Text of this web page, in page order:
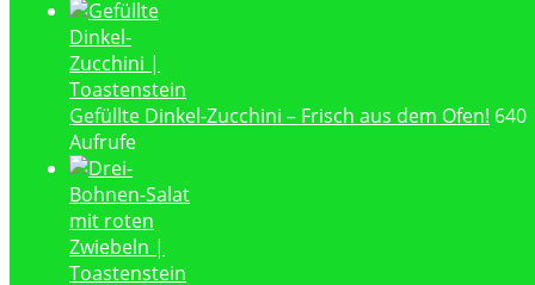
Gefüllte Dinkel-Zucchini – Frisch aus dem Ofen! 640
Aufrufe